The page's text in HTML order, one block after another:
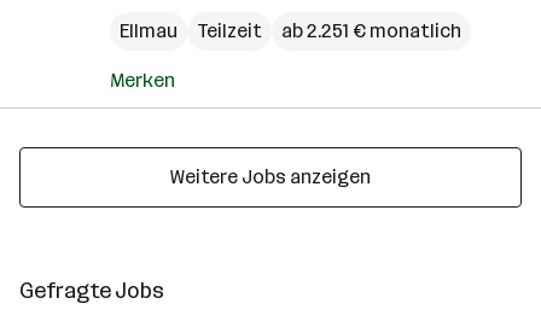
Ellmau
Teilzeit ab 2.251 € monatlich
Merken
Weitere Jobs anzeigen
Gefragte Jobs